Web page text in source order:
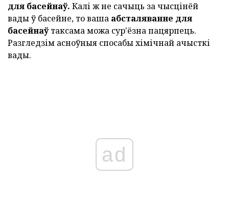
для басейнаў. Калі ж не сачыць за чысцінёй
вады ў басейне, то ваша абсталяванне для
басейнаўтаксама можа сур'ёзна пацярпець.
Разгледзім асноўныя спосабы хімічнай ачысткі
вады.
ad